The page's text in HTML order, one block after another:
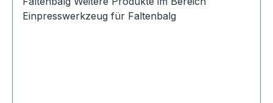
Einpresswerkzeug für Faltenbalg